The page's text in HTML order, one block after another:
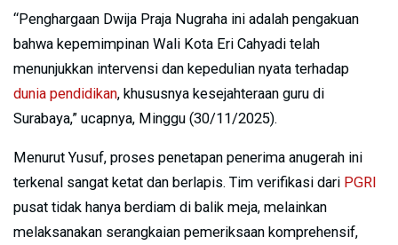
“Penghargaan Dwija Praja Nugraha ini adalah pengakuan
bahwa kepemimpinan Wali Kota Eri Cahyadi telah
menunjukkan intervensi dan kepedulian nyata terhadap
dunia pendidikan, khususnya kesejahteraan guru di
Surabaya,” ucapnya, Minggu (30/11/2025).
Menurut Yusuf, proses penetapan penerima anugerah ini
terkenal sangat ketat dan berlapis. Tim verifikasi dari PGRI
pusat tidak hanya berdiam di balik meja, melainkan
melaksanakan serangkaian pemeriksaan komprehensif,